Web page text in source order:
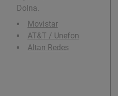
Dolna.
Movistar
AT&T / Unefon
Altan Redes